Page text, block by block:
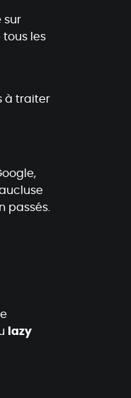
sur
tous les
à traiter
passés.
lazy